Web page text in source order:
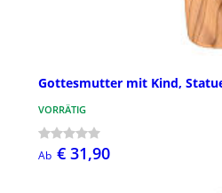
Gottesmutter mit Kind,
VORRÄTIG
Ab € 31,90